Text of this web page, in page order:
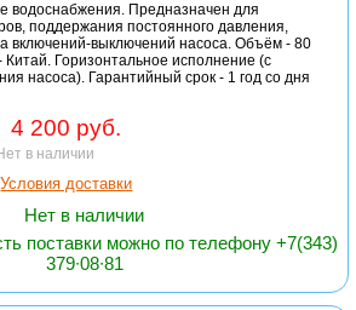
водоснабжения. Предназначен для
поддержания постоянного давления,
включений-выключений насоса. Объём - 80
Китай. Горизонтальное исполнение (с
насоса). Гарантийный срок - 1 год со дня
4 200 руб.
в наличии
Условия доставки
Нет в наличии
поставки можно по телефону +7(343)
379∙08∙81